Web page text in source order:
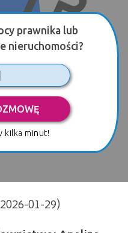
prawnika lub
nieruchomości?
kilka minut!
01-29)
Analiza